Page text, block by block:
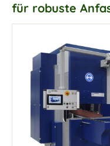
für robuste